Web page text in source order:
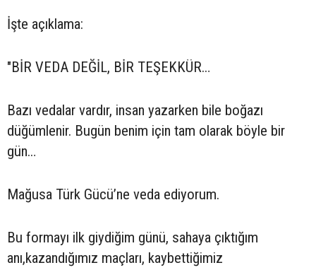
İşte açıklama:
"BİR VEDA DEĞİL, BİR TEŞEKKÜR…
Bazı vedalar vardır, insan yazarken bile boğazı
düğümlenir. Bugün benim için tam olarak böyle bir
gün…
Mağusa Türk Gücü’ne veda ediyorum.
Bu formayı ilk giydiğim günü, sahaya çıktığım
anı,kazandığımız maçları, kaybettiğimiz